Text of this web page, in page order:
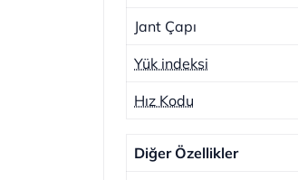
Jant Çapı
Yük indeksi
Hız Kodu
Diğer Özellikler